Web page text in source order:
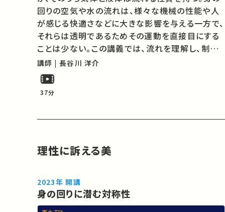
回りの空気や水の流れは、様々な機械の性能や人
が感じる快適さなどに大きな影響を与える一方で、
それらは透明であるためその運動を直接目にする
ことは少ない。この講義では、流れを理解し、制御
することを目的として、工学機器の設計において、
機能的な形を生み出す試みを紹介する。また、生物
の体の中においても形の最適化が行わ…
講師 | 長谷川 洋介
37分
理性に訴える美
2023年 開講
身の回りに潜む対称性